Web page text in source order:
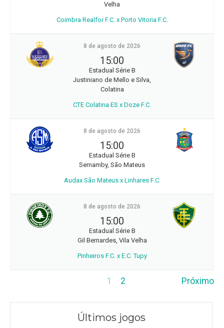
Velha
Coimbra Realfor F.C. x Porto Vitoria F.C.
8 de agosto de 2026
15:00
Estadual Série B
Justiniano de Mello e Silva,
Colatina
CTE Colatina ES x Doze F.C.
8 de agosto de 2026
15:00
Estadual Série B
Sernamby, São Mateus
Audax São Mateus x Linhares F.C.
8 de agosto de 2026
15:00
Estadual Série B
Gil Bernardes, Vila Velha
Pinheiros F.C. x E.C. Tupy
1 2 Próximo
Últimos jogos